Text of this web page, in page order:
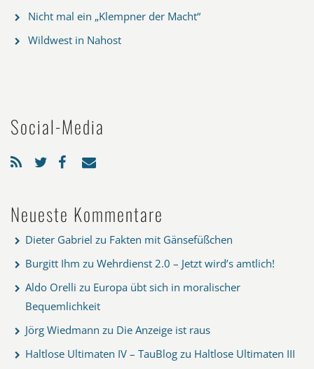
Nicht mal ein „Klempner der Macht“
Wildwest in Nahost
Social-Media
Neueste Kommentare
Dieter Gabriel zu Fakten mit Gänsefüßchen
Burgitt Ihm zu Wehrdienst 2.0 – Jetzt wird’s amtlich!
Aldo Orelli zu Europa übt sich in moralischer
Bequemlichkeit
Jörg Wiedmann zu Die Anzeige ist raus
Haltlose Ultimaten IV – TauBlog zu Haltlose Ultimaten III